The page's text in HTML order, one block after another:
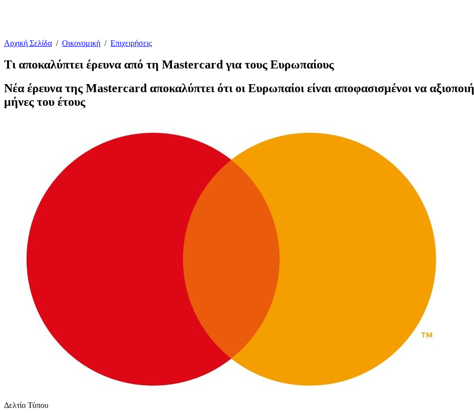
Αρχική Σελίδα / Οικονομική / Επιχειρήσεις
Τι αποκαλύπτει έρευνα από τη Mastercard για τους Ευρωπαίους
Νέα έρευνα της Mastercard αποκαλύπτει ότι οι Ευρωπαίοι είναι αποφασισμένοι να
μήνες του έτους
Δελτίο Τύπου